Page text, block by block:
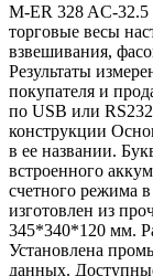
M-ER 328 AC-
торговые весы
взвешивания,
Результаты
покупателя и
по USB или
конструкции
в ее названии.
встроенного
счетного режима
изготовлен из
345*340*120 мм.
Установлена
данных.